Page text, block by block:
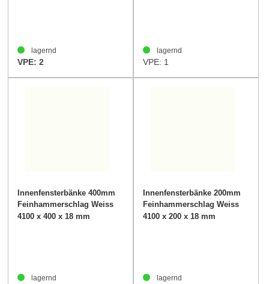
lagernd
VPE: 2
lagernd
VPE: 1
Innenfensterbänke 400mm
Feinhammerschlag Weiss
40mm
4100 x 400 x 18 mm
lagernd
Innenfensterbänke 200mm
Feinhammerschlag Weiss
40mm
4100 x 200 x 18 mm
lagernd